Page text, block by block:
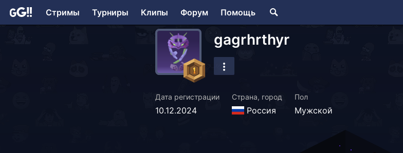
Стримы Турниры Клипы Форум Помощь
gagrhrthyr
Дата регистрации
10.12.2024
Страна, город
Россия
Пол
Мужской